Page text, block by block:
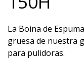
La Boina de
gruesa de nuestra
para pulidoras.